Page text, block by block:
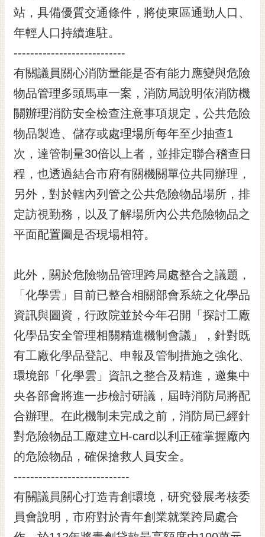
通
位
置
站，具備優質交通條件，將使東區通勤人口、
年輕人口持續進駐。
---------------------------
有關議員關心消防量能是否有能力應變與危險
物品管理多頭馬車一案，消防局說明依消防機
關辦理消防安全檢查注意事項規定，公共危險
物品製造、儲存或處理場所每年至少抽查1
次，達管制量30倍以上者，並排定聯合稽查日
程，也透過結合市府有關機關單位共同辦理，
另外，對於轄內列管之公共危險物品場所，排
定訪視勤務，以及了解場所內公共危險物品之
平面配置圖是否現場相符。
此外，關於危險物品管理跨局處整合之議題，
「化學雲」目前已整合相關部會系統之化學品
資訊與圖資，行政院並於今年召開「探討工廠
化學品安全管理相關精進機制會議」，針對既
有工廠化學品登記、申報及管制措施之強化、
環境部「化學雲」資訊之整合及精進，邀集中
央各部會將進一步檢討研議，屆時消防局將配
合辦理。在此機制未完成之前，消防局已經針
對危險物品工廠建立H-card以利正確掌握廠內
的危險物品，確保搶救人員安全。
----------------------------
有關議員關心打造青創環境，研究發展考核委
員會說明，市府對於青年創業就業跨局處合